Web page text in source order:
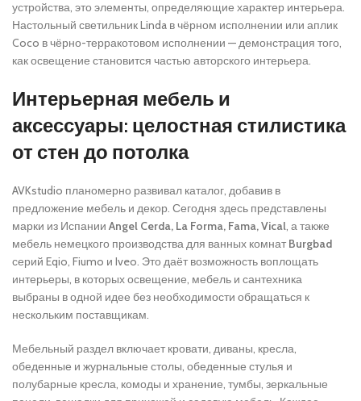
устройства, это элементы, определяющие характер интерьера.
Настольный светильник Linda в чёрном исполнении или аплик
Coco в чёрно-терракотовом исполнении — демонстрация того,
как освещение становится частью авторского интерьера.
Интерьерная мебель и
аксессуары: целостная стилистика
от стен до потолка
AVKstudio планомерно развивал каталог, добавив в
предложение мебель и декор. Сегодня здесь представлены
марки из Испании Angel Cerda, La Forma, Fama, Vical, а также
мебель немецкого производства для ванных комнат Burgbad
серий Eqio, Fiumo и Iveo. Это даёт возможность воплощать
интерьеры, в которых освещение, мебель и сантехника
выбраны в одной идее без необходимости обращаться к
нескольким поставщикам.
Мебельный раздел включает кровати, диваны, кресла,
обеденные и журнальные столы, обеденные стулья и
полубарные кресла, комоды и хранение, тумбы, зеркальные